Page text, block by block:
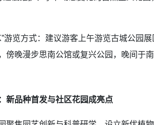
游览方式：建议游客上午游览古城公园
傍晚漫步思南公馆或复兴公园，晚间于
新品种首发与社区花园成亮点